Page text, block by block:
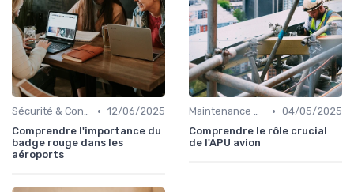
Sécurité & Conformité • 12/06/2025
Comprendre l'importance du
badge rouge dans les
aéroports
Maintenance & Entretien • 04/05/2025
Comprendre le rôle crucial
de l'APU avion